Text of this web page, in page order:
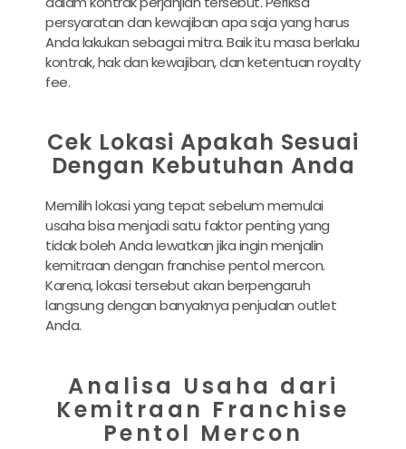
persyaratan dan kewajiban apa saja yang harus
Anda lakukan sebagai mitra. Baik itu masa berlaku
kontrak, hak dan kewajiban, dan ketentuan royalty
fee.
Cek Lokasi Apakah Sesuai
Dengan Kebutuhan Anda
Memilih lokasi yang tepat sebelum memulai
usaha bisa menjadi satu faktor penting yang
tidak boleh Anda lewatkan jika ingin menjalin
kemitraan dengan franchise pentol mercon.
Karena, lokasi tersebut akan berpengaruh
langsung dengan banyaknya penjualan outlet
Anda.
Analisa Usaha dari
Kemitraan Franchise
Pentol Mercon